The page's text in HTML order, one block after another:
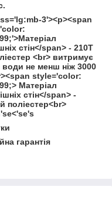
3'><p><span
стін</span> - 210Т
<br> витримує
води не менш ніж 3000
style='color:
Матеріал
стін</span> -
поліестер<br>
гарантія